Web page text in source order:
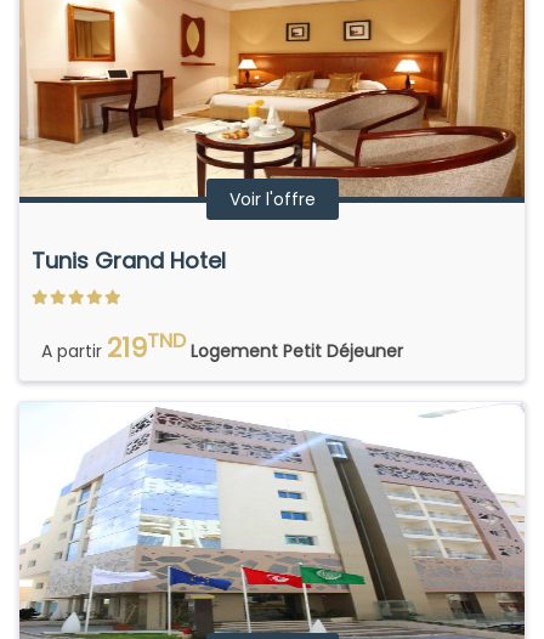
Voir l'offre
Tunis Grand Hotel
A partir 219TND Logement Petit Déjeuner